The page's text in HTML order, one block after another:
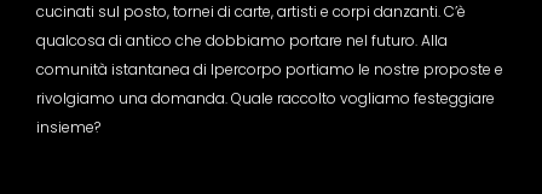
cucinati sul posto, tornei di carte, artisti e corpi danzanti. C’è
qualcosa di antico che dobbiamo portare nel futuro. Alla
comunità istantanea di Ipercorpo portiamo le nostre proposte e
rivolgiamo una domanda. Quale raccolto vogliamo festeggiare
insieme?